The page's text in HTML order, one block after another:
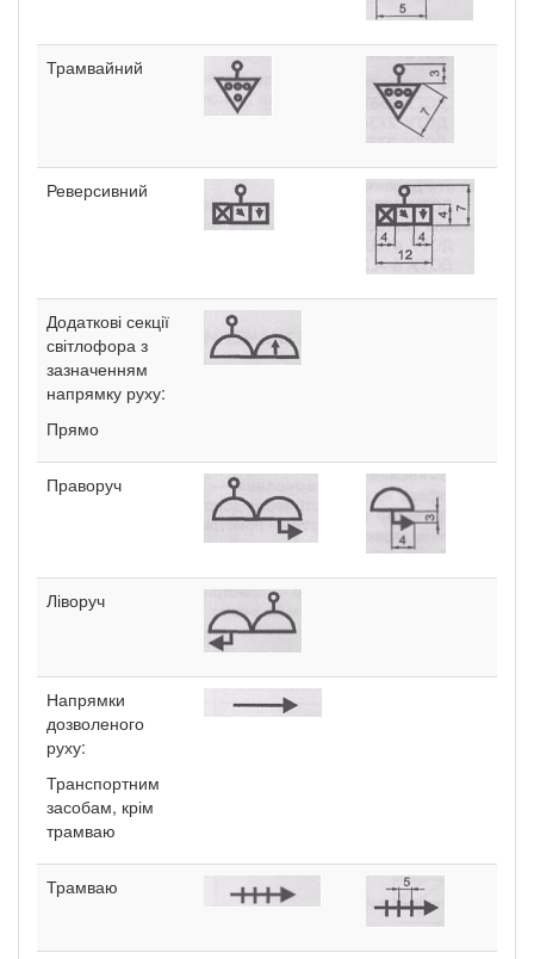
Трамвайний
Реверсивний
Додаткові секції
світлофора з
зазначенням
напрямку руху:
Прямо
Праворуч
Ліворуч
Напрямки
дозволеного
руху:
Транспортним
засобам, крім
трамваю
Трамваю